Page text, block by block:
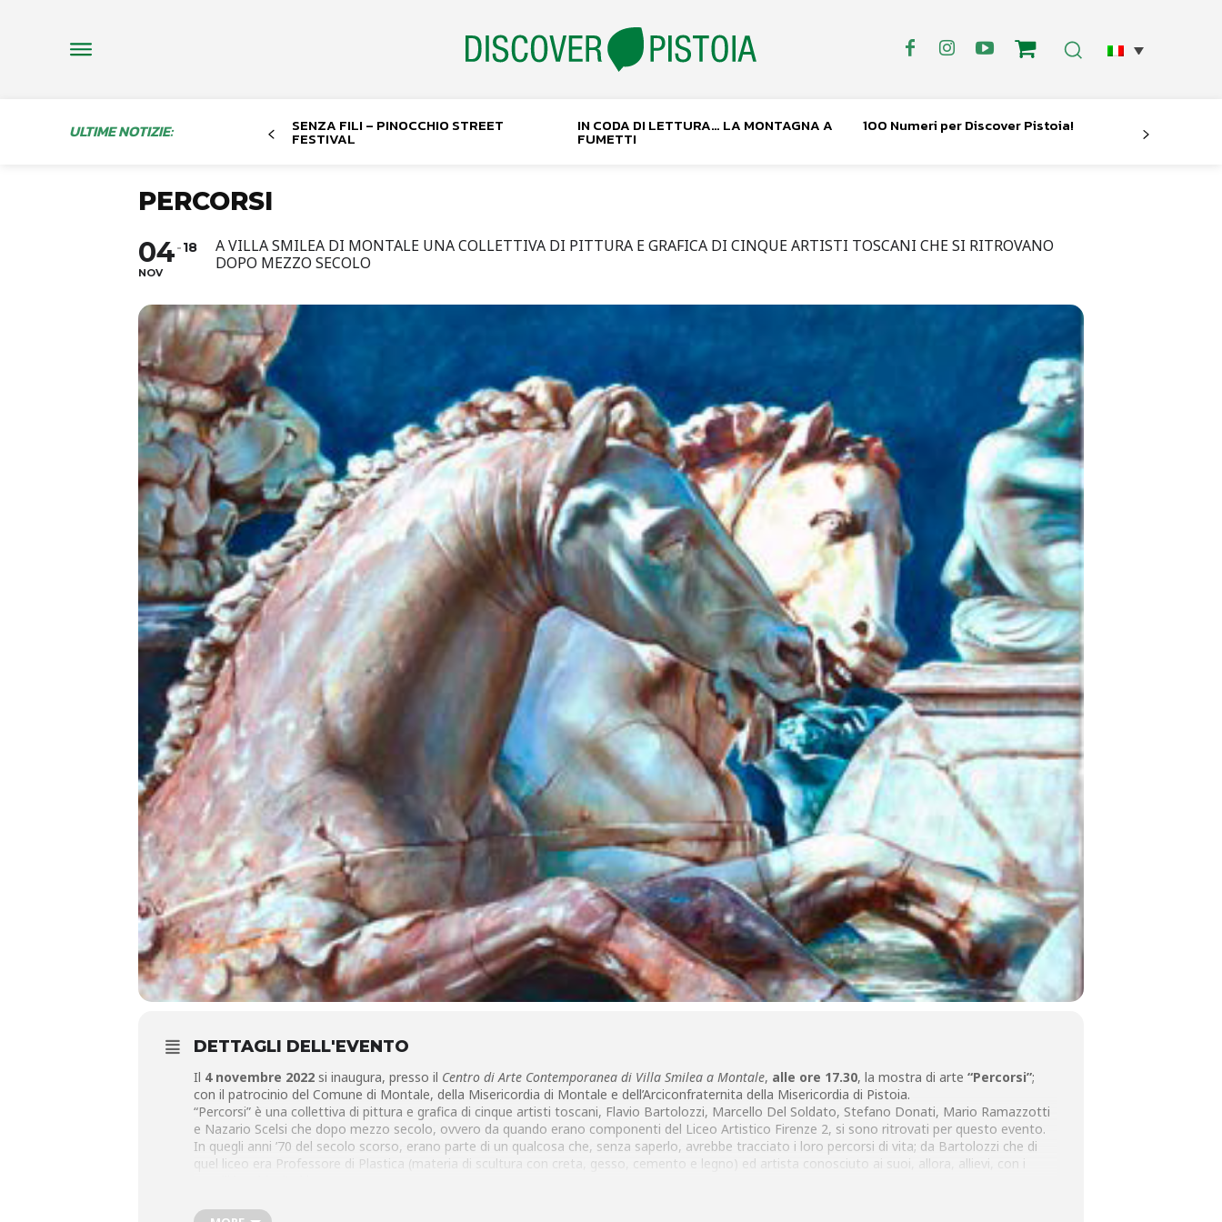
ULTIME NOTIZIE: SENZA FILI – PINOCCHIO STREET
FESTIVAL
IN CODA DI LETTURA… LA MONTAGNA A
FUMETTI
100 Numeri per Discover Pistoia!
PERCORSI
04
NOV
18
A VILLA SMILEA DI MONTALE UNA COLLETTIVA DI PITTURA E GRAFICA DI CINQUE ARTISTI TOSCANI CHE SI RITROVANO
DOPO MEZZO SECOLO
DETTAGLI DELL'EVENTO
Il 4 novembre 2022 si inaugura, presso il Centro di Arte Contemporanea di Villa Smilea a Montale, alle ore 17.30, la mostra di arte “Percorsi”;
con il patrocinio del Comune di Montale, della Misericordia di Montale e dell’Arciconfraternita della Misericordia di Pistoia.
“Percorsi” è una collettiva di pittura e grafica di cinque artisti toscani, Flavio Bartolozzi, Marcello Del Soldato, Stefano Donati, Mario Ramazzotti
e Nazario Scelsi che dopo mezzo secolo, ovvero da quando erano componenti del Liceo Artistico Firenze 2, si sono ritrovati per questo evento.
In quegli anni ’70 del secolo scorso, erano parte di un qualcosa che, senza saperlo, avrebbe tracciato i loro percorsi di vita; da Bartolozzi che di
quel liceo era Professore di Plastica (materia di scultura con creta, gesso, cemento e legno) ed artista conosciuto ai suoi, allora, allievi, con i
strada intrapresa allora.